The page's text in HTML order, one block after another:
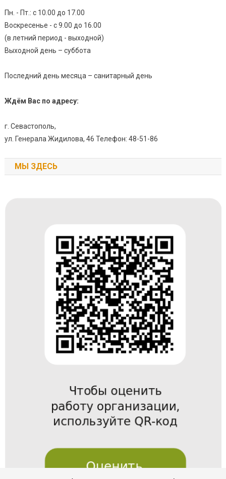
Пн. - Пт.: с 10.00 до 17.00
Воскресенье - с 9.00 до 16.00
(в летний период - выходной)
Выходной день – суббота
Последний день месяца – санитарный день
Ждём Вас по адресу:
г. Севастополь,
ул. Генерала Жидилова, 46 Телефон: 48-51-86
МЫ ЗДЕСЬ